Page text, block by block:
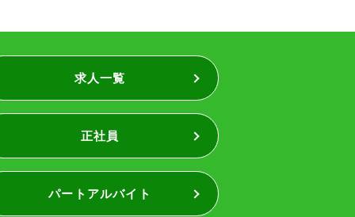
求人一覧
正社員
パートアルバイト